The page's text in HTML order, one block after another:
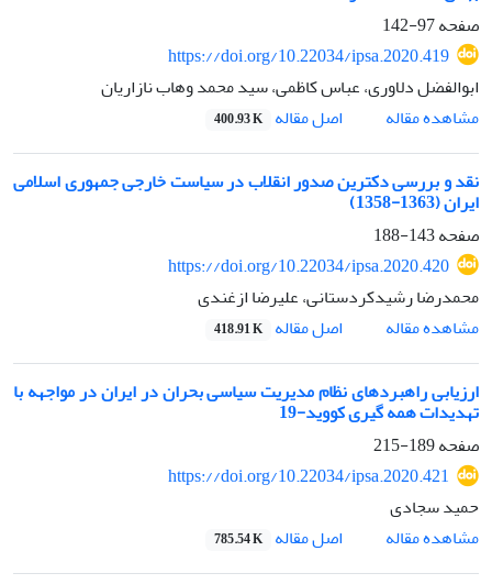
صفحه97-142
https://doi.org/10.22034/ipsa.2020.419
ابوالفضل دلاوری، عباس کاظمی، سید محمد وهاب نازاریان
مشاهده مقاله
اصل مقاله 400.93 K
نقد و بررسی دکترین صدور انقلاب در سیاست خارجی جمهوری اسلامی
ایران (1363-1358)
صفحه143-188
https://doi.org/10.22034/ipsa.2020.420
محمدرضا رشیدکردستانی، علیرضا ازغندی
مشاهده مقاله
اصل مقاله 418.91 K
ارزیابی راهبردهای نظام مدیریت سیاسی بحران در ایران در مواجهه با
تهدیدات همه گیری کووید-19
صفحه189-215
https://doi.org/10.22034/ipsa.2020.421
حمید سجادی
مشاهده مقاله
اصل مقاله 785.54 K